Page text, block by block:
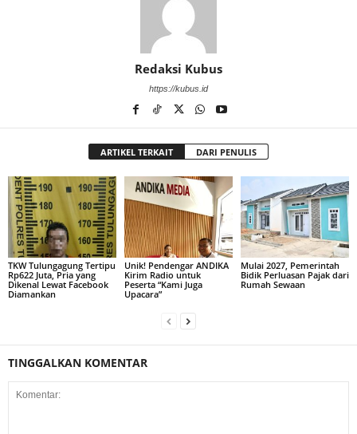
Redaksi Kubus
https://kubus.id
ARTIKEL TERKAIT DARI PENULIS
TKW Tulungagung Tertipu
Rp622 Juta, Pria yang
Dikenal Lewat Facebook
Diamankan
Unik! Pendengar ANDIKA
Kirim Radio untuk
Peserta “Kami Juga
Upacara”
Mulai 2027, Pemerintah
Bidik Perluasan Pajak dari
Rumah Sewaan
TINGGALKAN KOMENTAR